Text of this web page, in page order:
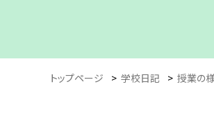
トップページ > 学校日記 > 授業の